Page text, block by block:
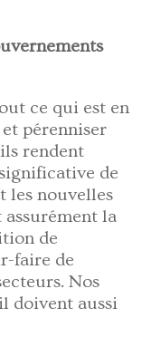
ce qui est en
pérenniser
rendent
de
les nouvelles
assurément la
de
faire de
Nos
doivent aussi